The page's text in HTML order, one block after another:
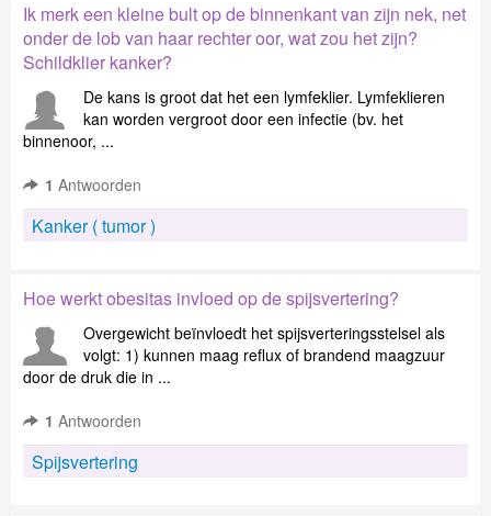
Ik merk een kleine bult op de binnenkant van zijn nek, net
onder de lob van haar rechter oor, wat zou het zijn?
Schildklier kanker?
De kans is groot dat het een lymfeklier. Lymfeklieren
kan worden vergroot door een infectie (bv. het
binnenoor, ...
1 Antwoorden
Kanker ( tumor )
Hoe werkt obesitas invloed op de spijsvertering?
Overgewicht beïnvloedt het spijsverteringsstelsel als
volgt: 1) kunnen maag reflux of brandend maagzuur
door de druk die in ...
1 Antwoorden
Spijsvertering